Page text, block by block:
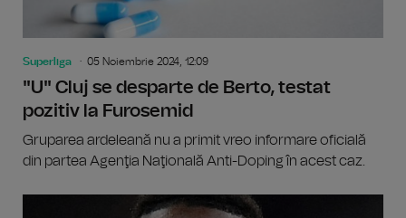
Superliga 05 Noiembrie 2024, 12:09
"U" Cluj se desparte de Berto, testat
pozitiv la Furosemid
Gruparea ardeleană nu a primit vreo informare oficială
din partea Agenţia Naţională Anti-Doping în acest caz.